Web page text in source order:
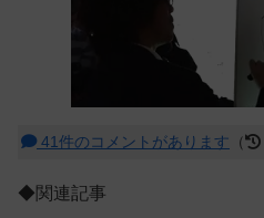
41件のコメントがあります （
◆関連記事